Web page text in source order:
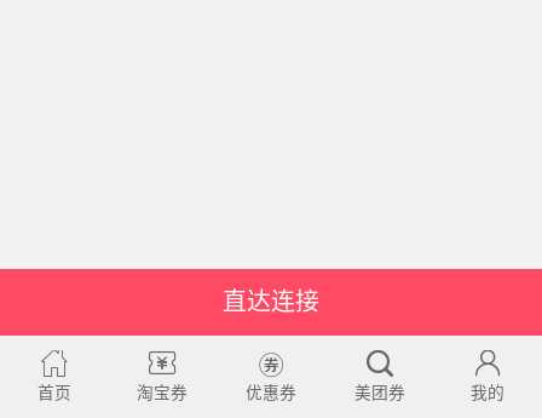
直达连接
首页 淘宝券 优惠券 美团券 我的